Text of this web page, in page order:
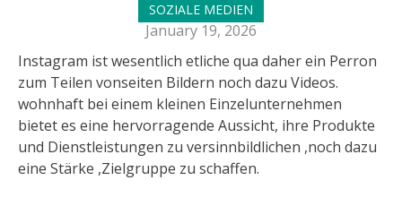
SOZIALE MEDIEN
January 19, 2026
Instagram ist wesentlich etliche qua daher ein Perron
zum Teilen vonseiten Bildern noch dazu Videos.
wohnhaft bei einem kleinen Einzelunternehmen
bietet es eine hervorragende Aussicht, ihre Produkte
und Dienstleistungen zu versinnbildlichen ,noch dazu
eine Stärke ,Zielgruppe zu schaffen.